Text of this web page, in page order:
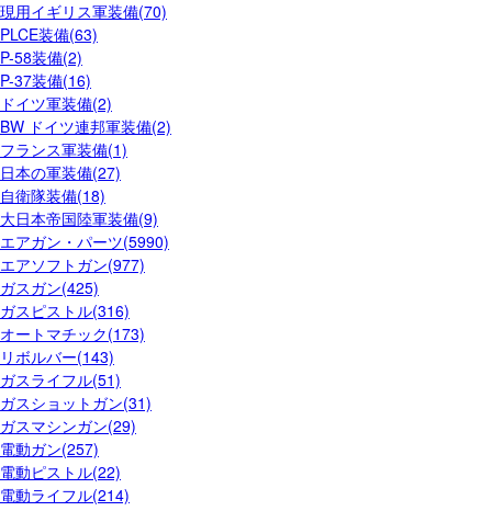
現用イギリス軍装備(70)
PLCE装備(63)
P-58装備(2)
P-37装備(16)
ドイツ軍装備(2)
BW ドイツ連邦軍装備(2)
フランス軍装備(1)
日本の軍装備(27)
自衛隊装備(18)
大日本帝国陸軍装備(9)
エアガン・パーツ(5990)
エアソフトガン(977)
ガスガン(425)
ガスピストル(316)
オートマチック(173)
リボルバー(143)
ガスライフル(51)
ガスショットガン(31)
ガスマシンガン(29)
電動ガン(257)
電動ピストル(22)
電動ライフル(214)